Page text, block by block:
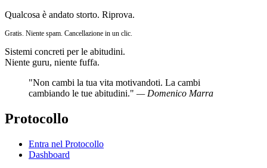
Qualcosa è andato storto. Riprova.
Gratis. Niente spam. Cancellazione in un clic.
Sistemi concreti per le abitudini.
Niente guru, niente fuffa.
"Non cambi la tua vita motivandoti. La cambi
cambiando le tue abitudini." — Domenico Marra
Protocollo
Entra nel Protocollo
Dashboard